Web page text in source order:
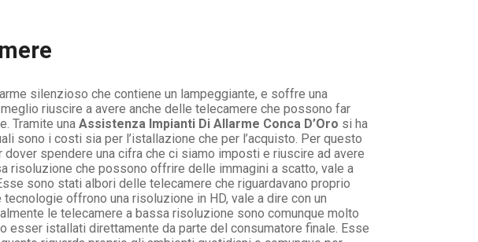
silenzioso che contiene un lampeggiante, e soffre una
riuscire a avere anche delle telecamere che possono far
Tramite una Assistenza Impianti Di Allarme Conca D’Oro si ha
sono i costi sia per l’istallazione che per l’acquisto. Per questo
spendere una cifra che ci siamo imposti e riuscire ad avere
risoluzione che possono offrire delle immagini a scatto, vale a
sono stati albori delle telecamere che riguardavano proprio
offrono una risoluzione in HD, vale a dire con un
le telecamere a bassa risoluzione sono comunque molto
esser istallati direttamente da parte del consumatore finale. Esse